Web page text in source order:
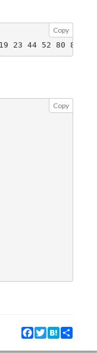
Copy
Copy
Facebook
Twitter
Hatena